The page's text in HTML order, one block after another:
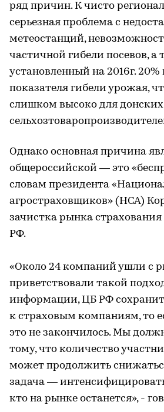
ряд причин. К чисто
серьезная проблема с
метеостанций,
частичной гибели посевов, а
установленный на 2016г. 20%
показателя гибели урожая,
слишком высоко для донских
Однако основная причина
общероссийской — это
словам президента
агростраховщиков» (НСА)
зачистка рынка
РФ.
«Около 24 компаний ушли с
приветствовали такой
информации, ЦБ РФ
к страховым компаниям, то
это не закончилось. Мы
тому, что количество
может продолжить
задача —
кто на рынке останется», -